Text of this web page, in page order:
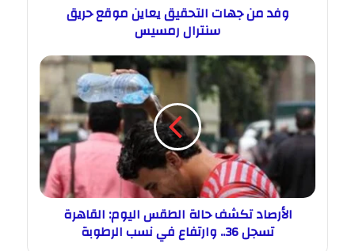
وفد من جهات التحقيق يعاين موقع حريق
سنترال رمسيس
الأرصاد تكشف حالة الطقس اليوم: القاهرة
تسجل 36.. وارتفاع في نسب الرطوبة